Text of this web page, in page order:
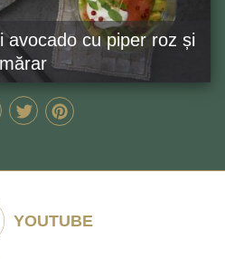
avocado cu piper roz și
GĂTEȘTE ACUM
YOUTUBE